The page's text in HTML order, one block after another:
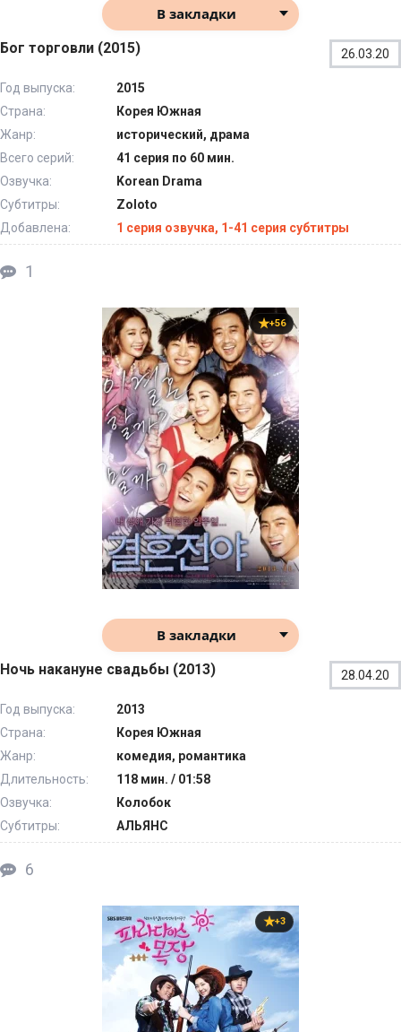
В закладки
Бог торговли (2015) 26.03.20
Год выпуска:
2015
Страна:
Корея Южная
Жанр:
исторический, драма
Всего серий:
41 серия по 60 мин.
Озвучка:
Korean Drama
Субтитры:
Zoloto
Добавлена:
1 серия озвучка, 1-41 серия субтитры
1
+56
В закладки
Ночь накануне свадьбы (2013) 28.04.20
Год выпуска:
2013
Страна:
Корея Южная
Жанр:
комедия, романтика
Длительность:
118 мин. / 01:58
Озвучка:
Колобок
Субтитры:
АЛЬЯНС
6
+3